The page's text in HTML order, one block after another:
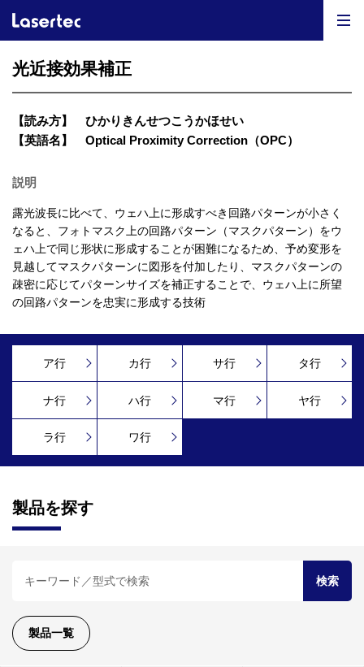
光近接効果補正
【読み方】
ひかりきんせつこうかほせい
【英語名】
Optical Proximity Correction（OPC）
説明
露光波長に比べて、ウェハ上に形成すべき回路パターンが小さく
なると、フォトマスク上の回路パターン（マスクパターン）をウ
ェハ上で同じ形状に形成することが困難になるため、予め変形を
見越してマスクパターンに図形を付加したり、マスクパターンの
疎密に応じてパターンサイズを補正することで、ウェハ上に所望
の回路パターンを忠実に形成する技術
ア行 カ行 サ行 タ行
ナ行 ハ行 マ行 ヤ行
ラ行 ワ行
製品を探す
検索
製品一覧